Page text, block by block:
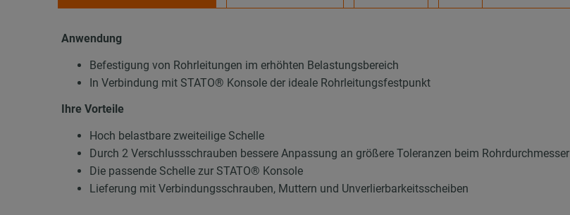
Anwendung
Befestigung von Rohrleitungen im erhöhten Belastungsbereich
In Verbindung mit STATO® Konsole der ideale Rohrleitungsfestpunkt
Ihre Vorteile
Hoch belastbare zweiteilige Schelle
Durch 2 Verschlussschrauben bessere Anpassung an größere Toleranzen beim Rohrdurchmesser
Die passende Schelle zur STATO® Konsole
Lieferung mit Verbindungsschrauben, Muttern und Unverlierbarkeitsscheiben